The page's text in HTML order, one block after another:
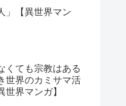
」【異世界マン
くても宗教はある
世界のカミサマ活
世界マンガ】